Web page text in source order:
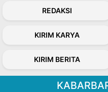
REDAKSI
KIRIM KARYA
KIRIM BERITA